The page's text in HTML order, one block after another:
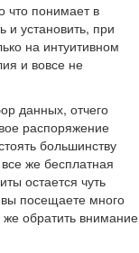
что понимает в
и установить, при
на интуитивном
и вовсе не
данных, отчего
распоряжение
большинству
же бесплатная
остается чуть
посещаете много
же обратить внимание